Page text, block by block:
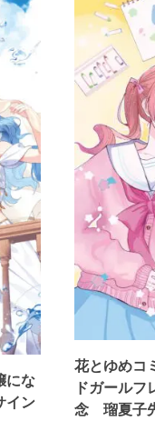
にな
イン
花とゆめコ
ドガールフ
念 瑠夏子